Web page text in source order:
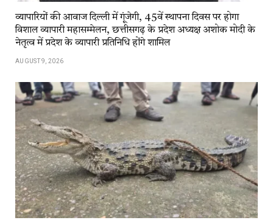
व्यापारियों की आवाज दिल्ली में गूंजेगी, 45वें स्थापना दिवस पर होगा
विशाल व्यापारी महासम्मेलन, छत्तीसगढ़ के प्रदेश अध्यक्ष अशोक मोदी के
नेतृत्व में प्रदेश के व्यापारी प्रतिनिधि होंगे शामिल
AUGUST 9, 2026